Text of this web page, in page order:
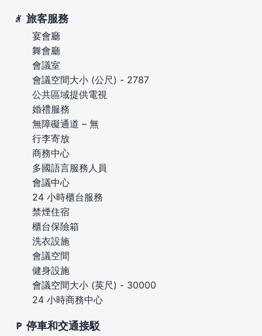
旅客服務
宴會廳
舞會廳
會議室
會議空間大小 (公尺) - 2787
公共區域提供電視
婚禮服務
無障礙通道 – 無
行李寄放
商務中心
多國語言服務人員
會議中心
24 小時櫃台服務
禁煙住宿
櫃台保險箱
洗衣設施
會議空間
健身設施
會議空間大小 (英尺) - 30000
24 小時商務中心
停車和交通接駁